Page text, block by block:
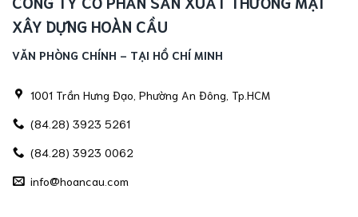
XÂY DỰNG HOÀN CẦU
VĂN PHÒNG CHÍNH - TẠI HỒ CHÍ MINH
1001 Trần Hưng Đạo, Phường An Đông, Tp.HCM
(84.28) 3923 5261
(84.28) 3923 0062
info@hoancau.com